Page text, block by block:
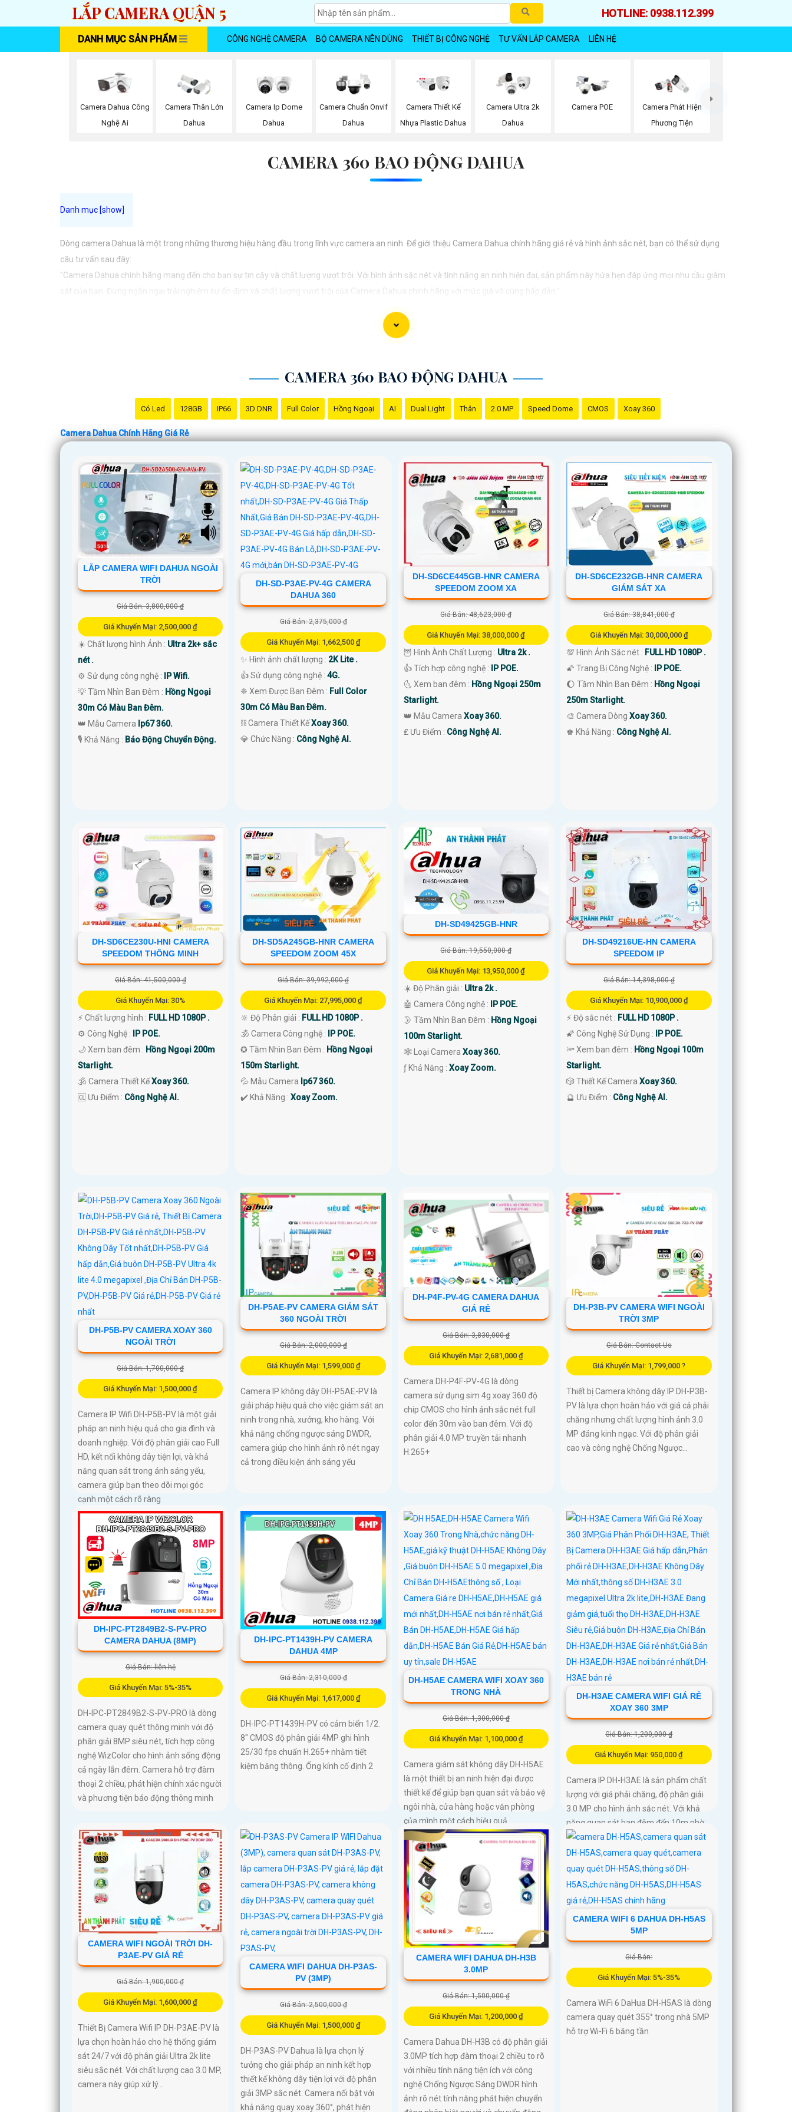
LẮP CAMERA QUẬN 5 HOTLINE: 0938.112.399
DANH MỤC SẢN PHẨM CÔNG NGHỆ CAMERA BỘ CAMERA NÊN DÙNG THIẾT BỊ CÔNG NGHỆ TƯ VẤN LẮP CAMERA LIÊN HỆ
Camera Dahua Công
Nghệ Ai
Camera Thân Lớn
Dahua
Camera Ip Dome
Dahua
Camera Chuẩn Onvif
Dahua
Camera Thiết Kế
Nhựa Plastic Dahua
Camera Ultra 2k
Dahua
Camera POE
Camera Phát Hiện
Phương Tiện
CAMERA 360 BAO ĐỘNG DAHUA
Dòng camera Dahua là một trong những thương hiệu hàng đầu trong lĩnh vực camera an ninh. Để giới thiệu Camera Dahua chính hãng giá rẻ và hình ảnh sắc nét, bạn có thể sử dụng
câu tư vấn sau đây:
"Camera Dahua chính hãng mang đến cho bạn sự tin cậy và chất lượng vượt trội. Với hình ảnh sắc nét và tính năng an ninh hiện đại, sản phẩm này hứa hẹn đáp ứng mọi nhu cầu giám
sát của bạn. Đừng ngần ngại trải nghiệm sự ổn định và chất lượng vượt trội của Camera Dahua chính hãng với mức giá vô cùng hấp dẫn."
CAMERA 360 BAO ĐỘNG DAHUA
Có Led 128GB IP66 3D DNR Full Color Hồng Ngoại AI Dual Light Thân 2.0 MP Speed Dome CMOS Xoay 360
Camera Dahua Chính Hãng Giá Rẻ
LẮP CAMERA WIFI DAHUA NGOÀI
TRỜI
Giá Bán: 3,800,000 ₫
Giá Khuyến Mại: 2,500,000 ₫
☀️ Chất lượng hình Ảnh : Ultra 2k+ sắc
nét .
⚙ Sử dụng công nghệ :
IP Wifi.
💡 Tầm Nhìn Ban Đêm : Hồng Ngoại
30m Có Màu Ban Đêm.
👑 Mẫu Camera Ip67 360.
️🎙 Khả Năng : Báo Động Chuyển Động.
DH-SD-P3AE-PV-4G CAMERA
DAHUA 360
Giá Bán: 2,375,000 ₫
Giá Khuyến Mại: 1,662,500 ₫
✨ Hình ảnh chất lượng : 2K Lite .
👍 Sử dụng công nghệ :4G.
❈ Xem Được Ban Đêm : Full Color
30m Có Màu Ban Ðêm.
⛓ Camera Thiết KếXoay 360.
️💎 Chức Năng : Công Nghệ AI.
DH-SD6CE445GB-HNR CAMERA
SPEEDOM ZOOM XA
Giá Bán: 48,623,000 ₫
Giá Khuyến Mại: 38,000,000 ₫
🦉 Hình Ành Chất Lượng : Ultra 2k .
👍 Tích hợp công nghệ :
IP POE.
🌜 Xem ban đêm : Hồng Ngoại 250m
Starlight.
👑 Mẫu Camera Xoay 360.
️₤ Ưu Điểm : Công Nghệ AI.
DH-SD6CE232GB-HNR CAMERA
GIÁM SÁT XA
Giá Bán: 38,841,000 ₫
Giá Khuyến Mại: 30,000,000 ₫
💯 Hình Ảnh Sắc nét : FULL HD 1080P .
🌠 Trang Bị Công Nghệ :
IP POE.
🌔 Tầm Nhìn Ban Đêm : Hồng Ngoại
250m Starlight.
🎨 Camera DòngXoay 360.
️♚ Khả Năng : Công Nghệ AI.
DH-SD6CE230U-HNI CAMERA
SPEEDOM THÔNG MINH
Giá Bán: 41,500,000 ₫
Giá Khuyến Mại: 30%
️⚡ Chất lượng hình : FULL HD 1080P .
⚙ Công Nghệ :
IP POE.
🌙 Xem ban đêm : Hồng Ngoại 200m
Starlight.
🕉️ Camera Thiết KếXoay 360.
️🆑 Ưu Điểm : Công Nghệ AI.
DH-SD5A245GB-HNR CAMERA
SPEEDOM ZOOM 45X
Giá Bán: 39,992,000 ₫
Giá Khuyến Mại: 27,995,000 ₫
🔆 Độ Phân giải : FULL HD 1080P .
🕉️ Camera Công nghệ :
IP POE.
✪ Tầm Nhìn Ban Đêm : Hồng Ngoại
150m Starlight.
💦 Mẫu Camera Ip67 360.
️✔️ Khả Năng :Xoay Zoom.
DH-SD49425GB-HNR
Giá Bán: 19,550,000 ₫
Giá Khuyến Mại: 13,950,000 ₫
☀️ Độ Phân giải : Ultra 2k .
🤖️ Camera Công nghệ :
IP POE.
🌛 Tầm Nhìn Ban Đêm : Hồng Ngoại
100m Starlight.
🕸️ Loại Camera Xoay 360.
️ƒ Khả Năng : Xoay Zoom.
DH-SD49216UE-HN CAMERA
SPEEDOM IP
Giá Bán: 14,398,000 ₫
Giá Khuyến Mại: 10,900,000 ₫
️⚡ Độ sắc nét : FULL HD 1080P .
🌠 Công Nghệ Sử Dụng :
IP POE.
🔦 Xem ban đêm : Hồng Ngoại 100m
Starlight.
🎲 Thiết Kế CameraXoay 360.
️🔮 Ưu Điểm : Công Nghệ AI.
DH-P5B-PV CAMERA XOAY 360
NGOÀI TRỜI
Giá Bán: 1,700,000 ₫
Giá Khuyến Mại: 1,500,000 ₫
Camera IP Wifi DH-P5B-PV là một giải
pháp an ninh hiệu quả cho gia đình và
doanh nghiệp. Với độ phân giải cao Full
HD, kết nối không dây tiện lợi, và khả
năng quan sát trong ánh sáng yếu,
camera giúp bạn theo dõi mọi góc
cạnh một cách rõ ràng
DH-P5AE-PV CAMERA GIÁM SÁT
360 NGOÀI TRỜI
Giá Bán: 2,000,000 ₫
Giá Khuyến Mại: 1,599,000 ₫
Camera IP không dây DH-P5AE-PV là
giải pháp hiệu quả cho việc giám sát an
ninh trong nhà, xưởng, kho hàng. Với
khả năng chống ngược sáng DWDR,
camera giúp cho hình ảnh rõ nét ngay
cả trong điều kiện ánh sáng yếu
DH-P4F-PV-4G CAMERA DAHUA
GIÁ RẺ
Giá Bán: 3,830,000 ₫
Giá Khuyến Mại: 2,681,000 ₫
Camera DH-P4F-PV-4G là dòng
camera sử dụng sim 4g xoay 360 độ
chip CMOS cho hình ảnh sắc nét full
color đến 30m vào ban đêm. Với độ
phân giải 4.0 MP truyền tải nhanh
H.265+
DH-P3B-PV CAMERA WIFI NGOÀI
TRỜI 3MP
Giá Bán: Contact Us
Giá Khuyến Mại: 1,799,000 ?
Thiết bị Camera không dây IP DH-P3B-
PV là lựa chọn hoàn hảo với giá cả phải
chăng nhưng chất lượng hình ảnh 3.0
MP đáng kinh ngạc. Với độ phân giải
cao và công nghệ Chống Ngược...
DH-IPC-PT2849B2-S-PV-PRO
CAMERA DAHUA (8MP)
Giá Bán: liên hệ
Giá Khuyến Mại: 5%-35%
DH-IPC-PT2849B2-S-PV-PRO là dòng
camera quay quét thông minh với độ
phân giải 8MP siêu nét, tích hợp công
nghệ WizColor cho hình ảnh sống động
cả ngày lẫn đêm. Camera hỗ trợ đàm
thoại 2 chiều, phát hiện chính xác người
và phương tiện báo động thông minh
DH-IPC-PT1439H-PV CAMERA
DAHUA 4MP
Giá Bán: 2,310,000 ₫
Giá Khuyến Mại: 1,617,000 ₫
DH-IPC-PT1439H-PV có cảm biến 1/2.
8″ CMOS độ phân giải 4MP ghi hình
25/30 fps chuẩn H.265+ nhằm tiết
kiệm băng thông. Ống kính cố định 2
DH-H5AE CAMERA WIFI XOAY 360
TRONG NHÀ
Giá Bán: 1,300,000 ₫
Giá Khuyến Mại: 1,100,000 ₫
Camera giám sát không dây DH-H5AE
là một thiết bị an ninh hiện đại được
thiết kế để giúp bạn quan sát và bảo vệ
ngôi nhà, cửa hàng hoặc văn phòng
của mình một cách hiệu quả
DH-H3AE CAMERA WIFI GIÁ RẺ
XOAY 360 3MP
Giá Bán: 1,200,000 ₫
Giá Khuyến Mại: 950,000 ₫
Camera IP DH-H3AE là sản phẩm chất
lượng với giá phải chăng, độ phân giải
3.0 MP cho hình ảnh sắc nét. Với khả
năng quan sát ban đêm đến 10m nhờ
công nghệ hồng ngoại
CAMERA WIFI NGOÀI TRỜI DH-
P3AE-PV GIÁ RẺ
Giá Bán: 1,900,000 ₫
Giá Khuyến Mại: 1,600,000 ₫
Thiết Bị Camera Wifi IP DH-P3AE-PV là
lựa chọn hoàn hảo cho hệ thống giám
sát 24/7 với độ phân giải Ultra 2k lite
siêu sắc nét. Với chất lượng cao 3.0 MP,
camera này giúp xử lý...
CAMERA WIFI DAHUA DH-P3AS-
PV (3MP)
Giá Bán: 2,500,000 ₫
Giá Khuyến Mại: 1,500,000 ₫
DH-P3AS-PV Dahua là lựa chọn lý
tưởng cho giải pháp an ninh kết hợp
thiết kế không dây tiện lợi với độ phân
giải 3MP sắc nét. Camera nổi bật với
khả năng quay xoay 360°, phát hiện
CAMERA WIFI DAHUA DH-H3B
3.0MP
Giá Bán: 1,500,000 ₫
Giá Khuyến Mại: 1,200,000 ₫
Camera Dahua DH-H3B có độ phân giải
3.0MP tích hợp đàm thoại 2 chiều to rõ
với nhiều tính năng tiện ích với công
nghệ Chống Ngược Sáng DWDR hình
ảnh rõ nét tính năng phát hiện chuyển
CAMERA WIFI 6 DAHUA DH-H5AS
5MP
Giá Bán:
Giá Khuyến Mại: 5%-35%
Camera WiFi 6 DaHua DH-H5AS là dòng
camera quay quét 355° trong nhà 5MP
hỗ trợ Wi-Fi 6 băng tần